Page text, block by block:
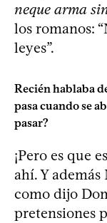
neque arma
los romanos:
leyes”.
Recién hablaba
pasa cuando se
pasar?
¡Pero es que
ahí. Y
como dijo
pretensiones